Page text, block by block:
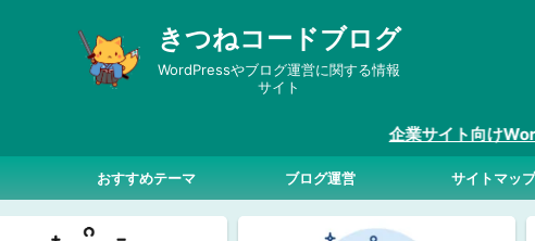
きつねコードブログ
WordPressやブログ運営に関する情報
サイト
企業サイト向け
おすすめテーマ ブログ運営 サイトマップ